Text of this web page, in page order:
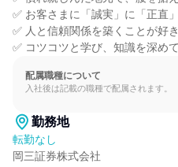
✅ お客さまに「誠実」に「正直
✅ 人と信頼関係を築くことが好
✅ コツコツと学び、知識を深め
配属職種について
入社後は記載の職種で配属されます。
勤務地
転勤なし
岡三証券株式会社